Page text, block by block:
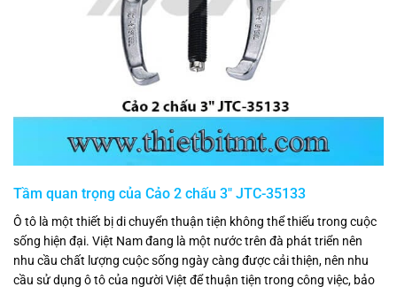
Tầm quan trọng của Cảo 2 chấu 3″ JTC-35133
Ô tô là một thiết bị di chuyển thuận tiện không thể thiếu trong cuộc
sống hiện đại. Việt Nam đang là một nước trên đà phát triển nên
nhu cầu chất lượng cuộc sống ngày càng được cải thiện, nên nhu
cầu sử dụng ô tô của người Việt để thuận tiện trong công việc, bảo